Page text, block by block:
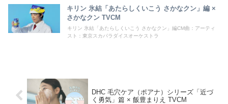
キリン 氷結「あたらしくいこう さかなクン」編 ×
さかなクン TVCM
キリン 氷結「あたらしくいこう さかなクン」編CM曲：アーティ
スト：東京スカパラダイスオーケストラ
DHC 毛穴ケア（ポアナ）シリーズ「近づ
く勇気」篇 × 飯豊まりえ TVCM